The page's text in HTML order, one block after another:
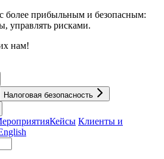
более прибыльным и безопасным:
управлять рисками.
нам!
Налоговая безопасность
Кейсы Клиенты и